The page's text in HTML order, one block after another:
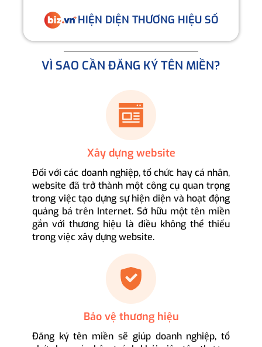
HIỆN DIỆN THƯƠNG HIỆU SỐ
VÌ SAO CẦN ĐĂNG KÝ TÊN MIỀN?
Xây dựng website
Đối với các doanh nghiệp, tổ chức hay cá nhân,
website đã trở thành một công cụ quan trọng
trong việc tạo dựng sự hiện diện và hoạt động
quảng bá trên Internet. Sở hữu một tên miền
gắn với thương hiệu là điều không thể thiếu
trong việc xây dựng website.
Bảo vệ thương hiệu
Đăng ký tên miền sẽ giúp doanh nghiệp, tổ